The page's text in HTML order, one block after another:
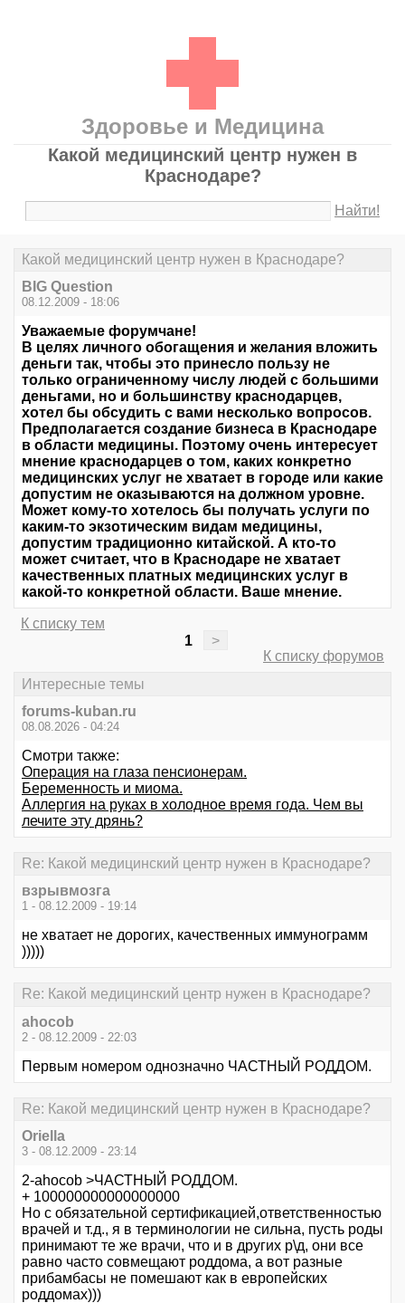
Здоровье и Медицина
Какой медицинский центр нужен в
Краснодаре?
Найти!
Какой медицинский центр нужен в Краснодаре?
BIG Question
08.12.2009 - 18:06
Уважаемые форумчане!
В целях личного обогащения и желания вложить
деньги так, чтобы это принесло пользу не
только ограниченному числу людей с большими
деньгами, но и большинству краснодарцев,
хотел бы обсудить с вами несколько вопросов.
Предполагается создание бизнеса в Краснодаре
в области медицины. Поэтому очень интересует
мнение краснодарцев о том, каких конкретно
медицинских услуг не хватает в городе или какие
допустим не оказываются на должном уровне.
Может кому-то хотелось бы получать услуги по
каким-то экзотическим видам медицины,
допустим традиционно китайской. А кто-то
может считает, что в Краснодаре не хватает
качественных платных медицинских услуг в
какой-то конкретной области. Ваше мнение.
К списку тем
1
>
К списку форумов
Интересные темы
forums-kuban.ru
08.08.2026 - 04:24
Смотри также:
Операция на глаза пенсионерам.
Беременность и миома.
Аллергия на руках в холодное время года. Чем вы
лечите эту дрянь?
Re: Какой медицинский центр нужен в Краснодаре?
взрывмозга
1 - 08.12.2009 - 19:14
не хватает не дорогих, качественных иммунограмм
)))))
Re: Какой медицинский центр нужен в Краснодаре?
ahocob
2 - 08.12.2009 - 22:03
Первым номером однозначно ЧАСТНЫЙ РОДДОМ.
Re: Какой медицинский центр нужен в Краснодаре?
Oriella
3 - 08.12.2009 - 23:14
2-ahocob >ЧАСТНЫЙ РОДДОМ.
+ 100000000000000000
Но с обязательной сертификацией,ответственностью
врачей и т.д., я в терминологии не сильна, пусть роды
принимают те же врачи, что и в других р\д, они все
равно часто совмещают роддома, а вот разные
прибамбасы не помешают как в европейских
роддомах)))